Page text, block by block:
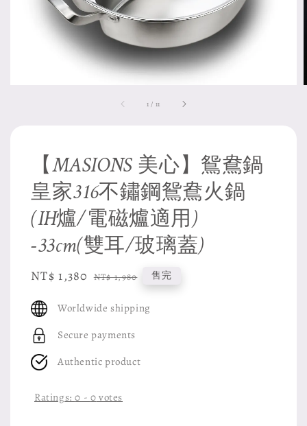
1 / 11
【MASIONS 美心】鴛鴦鍋
皇家316不鏽鋼鴛鴦火鍋
(IH爐/電磁爐適用)
-33cm(雙耳/玻璃蓋)
Sale
NT$ 1,380 Regular
NT$ 1,980 售完
Worldwide shipping
Secure payments
Authentic product
Ratings:0 - 0 votes